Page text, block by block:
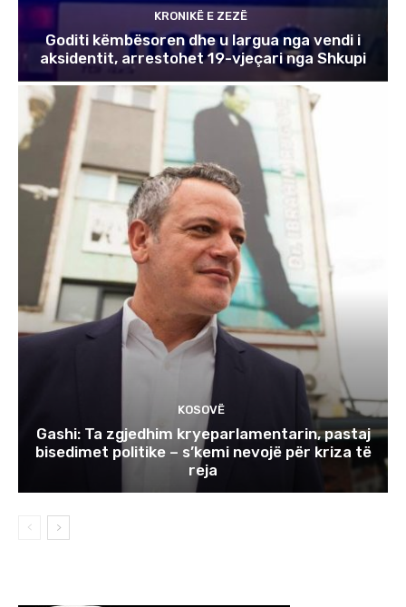
KRONIKË E ZEZË
Goditi këmbësoren dhe u largua nga vendi i
aksidentit, arrestohet 19-vjeçari nga Shkupi
KOSOVË
Gashi: Ta zgjedhim kryeparlamentarin, pastaj
bisedimet politike – s’kemi nevojë për kriza të
reja